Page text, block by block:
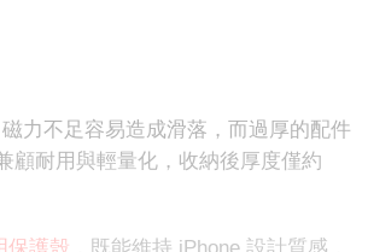
力不足容易造成滑落，而過厚的配件
顧耐用與輕量化，收納後厚度僅約